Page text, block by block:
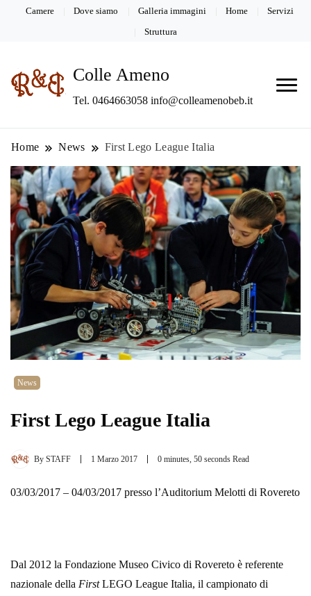
Camere Dove siamo Galleria immagini Home Servizi
Struttura
Colle Ameno
Tel. 0464663058 info@colleamenobeb.it
Home News First Lego League Italia
News
First Lego League Italia
By STAFF 1 Marzo 2017 0 minutes, 50 seconds Read
03/03/2017 – 04/03/2017 presso l’Auditorium Melotti di Rovereto
Dal 2012 la Fondazione Museo Civico di Rovereto è referente
nazionale della FirstLEGO League Italia, il campionato di